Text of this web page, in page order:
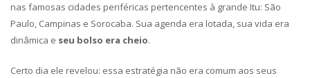
nas famosas cidades periféricas pertencentes à grande Itu: São
Paulo, Campinas e Sorocaba. Sua agenda era lotada, sua vida era
dinâmica e seu bolso era cheio.
Certo dia ele revelou: essa estratégia não era comum aos seus